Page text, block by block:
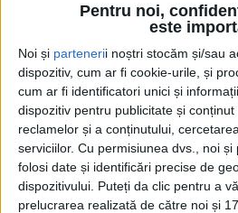
Pentru noi,
este
Noi și partenerii noștri stocăm și/sau
dispozitiv, cum ar fi cookie-urile, și
cum ar fi identificatori unici și
dispozitiv pentru publicitate și
reclamelor și a conținutului,
serviciilor. Cu permisiunea dvs., noi
folosi date și identificări precise de
dispozitivului. Puteți da clic pentru a
prelucrarea realizată de către noi și
de
de
10